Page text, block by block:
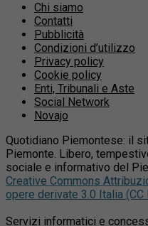
Chi siamo
Contatti
Pubblicità
Condizioni d’utilizzo
Privacy policy
Cookie policy
Enti, Tribunali e Aste
Social Network
Novajo
Quotidiano Piemontese: il
Piemonte. Libero,
sociale e informativo del
Creative Commons
opere derivate 3.0 Italia (CC
Servizi informatici e